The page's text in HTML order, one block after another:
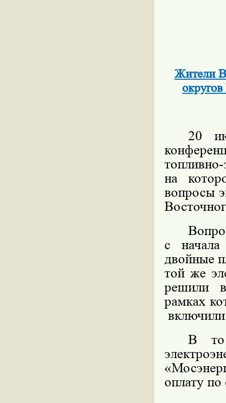
Жители
20
на
вопросы
с
двойные
той же
решили
рамках
В то
оплату по